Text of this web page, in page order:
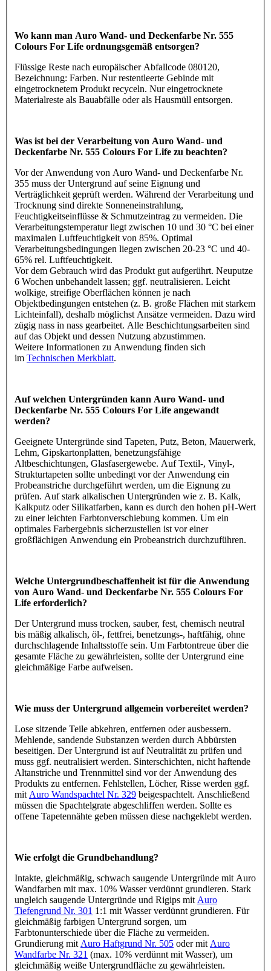
Wo kann man Auro Wand- und Deckenfarbe Nr. 555
Colours For Life ordnungsgemäß entsorgen?
Flüssige Reste nach europäischer Abfallcode 080120,
Bezeichnung: Farben. Nur restentleerte Gebinde mit
eingetrocknetem Produkt recyceln. Nur eingetrocknete
Materialreste als Bauabfälle oder als Hausmüll entsorgen.
Was ist bei der Verarbeitung von Auro Wand- und
Deckenfarbe Nr. 555 Colours For Life zu beachten?
Vor der Anwendung von Auro Wand- und Deckenfarbe Nr.
355 muss der Untergrund auf seine Eignung und
Verträglichkeit geprüft werden. Während der Verarbeitung und
Trocknung sind direkte Sonneneinstrahlung,
Feuchtigkeitseinflüsse & Schmutzeintrag zu vermeiden. Die
Verarbeitungstemperatur liegt zwischen 10 und 30 °C bei einer
maximalen Luftfeuchtigkeit von 85%. Optimal
Verarbeitungsbedingungen liegen zwischen 20-23 °C und 40-
65% rel. Luftfeuchtigkeit.
Vor dem Gebrauch wird das Produkt gut aufgerührt. Neuputze
6 Wochen unbehandelt lassen; ggf. neutralisieren. Leicht
wolkige, streifige Oberflächen können je nach
Objektbedingungen entstehen (z. B. große Flächen mit starkem
Lichteinfall), deshalb möglichst Ansätze vermeiden. Dazu wird
zügig nass in nass gearbeitet. Alle Beschichtungsarbeiten sind
auf das Objekt und dessen Nutzung abzustimmen.
Weitere Informationen zu Anwendung finden sich
im Technischen Merkblatt.
Auf welchen Untergründen kann Auro Wand- und
Deckenfarbe Nr. 555 Colours For Life angewandt
werden?
Geeignete Untergründe sind Tapeten, Putz, Beton, Mauerwerk,
Lehm, Gipskartonplatten, benetzungsfähige
Altbeschichtungen, Glasfasergewebe. Auf Textil-, Vinyl-,
Strukturtapeten sollte unbedingt vor der Anwendung ein
Probeanstriche durchgeführt werden, um die Eignung zu
prüfen. Auf stark alkalischen Untergründen wie z. B. Kalk,
Kalkputz oder Silikatfarben, kann es durch den hohen pH-Wert
zu einer leichten Farbtonverschiebung kommen. Um ein
optimales Farbergebnis sicherzustellen ist vor einer
großflächigen Anwendung ein Probeanstrich durchzuführen.
Welche Untergrundbeschaffenheit ist für die Anwendung
von Auro Wand- und Deckenfarbe Nr. 555 Colours For
Life erforderlich?
Der Untergrund muss trocken, sauber, fest, chemisch neutral
bis mäßig alkalisch, öl-, fettfrei, benetzungs-, haftfähig, ohne
durchschlagende Inhaltsstoffe sein. Um Farbtontreue über die
gesamte Fläche zu gewährleisten, sollte der Untergrund eine
gleichmäßige Farbe aufweisen.
Wie muss der Untergrund allgemein vorbereitet werden?
Lose sitzende Teile abkehren, entfernen oder ausbessern.
Mehlende, sandende Substanzen werden durch Abbürsten
beseitigen. Der Untergrund ist auf Neutralität zu prüfen und
muss ggf. neutralisiert werden. Sinterschichten, nicht haftende
Altanstriche und Trennmittel sind vor der Anwendung des
Produkts zu entfernen. Fehlstellen, Löcher, Risse werden ggf.
mit Auro Wandspachtel Nr. 329 beigespachtelt. Anschließend
müssen die Spachtelgrate abgeschliffen werden. Sollte es
offene Tapetennähte geben müssen diese nachgeklebt werden.
Wie erfolgt die Grundbehandlung?
Intakte, gleichmäßig, schwach saugende Untergründe mit Auro
Wandfarben mit max. 10% Wasser verdünnt grundieren. Stark
ungleich saugende Untergründe und Rigips mit Auro
Tiefengrund Nr. 301 1:1 mit Wasser verdünnt grundieren. Für
gleichmäßig farbigen Untergrund sorgen, um
Farbtonunterschiede über die Fläche zu vermeiden.
Grundierung mit Auro Haftgrund Nr. 505 oder mit Auro
Wandfarbe Nr. 321 (max. 10% verdünnt mit Wasser), um
gleichmäßig weiße Untergrundfläche zu gewährleisten.